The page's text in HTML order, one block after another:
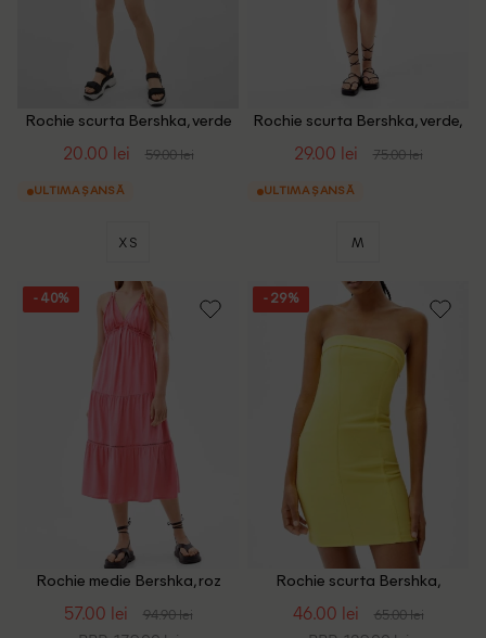
Rochie scurta Bershka, verde
20.00 lei 59.00 lei
ULTIMA ȘANSĂ
XS
Rochie scurta Bershka, verde,
29.00 lei 75.00 lei
ULTIMA ȘANSĂ
M
- 40%
Rochie medie Bershka, roz
57.00 lei 94.90 lei
- 29%
Rochie scurta Bershka,
46.00 lei 65.00 lei